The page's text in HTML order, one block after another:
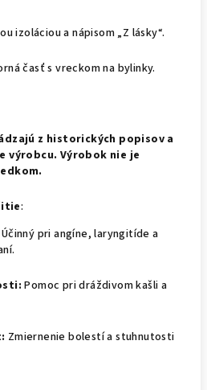
izoláciou a nápisom „Z lásky“.
časť s vreckom na bylinky.
z historických popisov a
výrobcu. Výrobok nie je
:
Účinný pri angíne, laryngitíde a
Pomoc pri dráždivom kašli a
Zmiernenie bolestí a stuhnutosti